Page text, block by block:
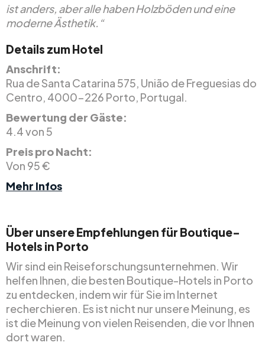
ist anders, aber alle haben Holzböden und eine
moderne Ästhetik.“
Details zum Hotel
Anschrift:
Rua de Santa Catarina 575, União de Freguesias do
Centro, 4000-226 Porto, Portugal.
Bewertung der Gäste:
4.4 von 5
Preis pro Nacht:
Von 95 €
Mehr Infos
Über unsere Empfehlungen für Boutique-
Hotels in Porto
Wir sind ein Reiseforschungsunternehmen. Wir
helfen Ihnen, die besten Boutique-Hotels in Porto
zu entdecken, indem wir für Sie im Internet
recherchieren. Es ist nicht nur unsere Meinung, es
ist die Meinung von vielen Reisenden, die vor Ihnen
dort waren.